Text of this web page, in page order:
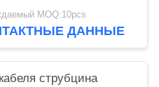
с челюстью
MOQ:10pcs
ДАННЫЕ
струбцина